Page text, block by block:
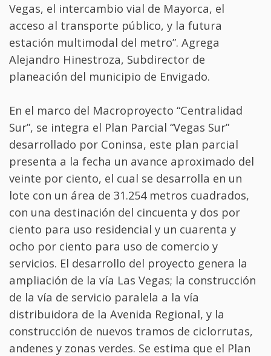
Vegas, el intercambio vial de Mayorca, el
acceso al transporte público, y la futura
estación multimodal del metro”. Agrega
Alejandro Hinestroza, Subdirector de
planeación del municipio de Envigado.
En el marco del Macroproyecto “Centralidad
Sur”, se integra el Plan Parcial “Vegas Sur”
desarrollado por Coninsa, este plan parcial
presenta a la fecha un avance aproximado del
veinte por ciento, el cual se desarrolla en un
lote con un área de 31.254 metros cuadrados,
con una destinación del cincuenta y dos por
ciento para uso residencial y un cuarenta y
ocho por ciento para uso de comercio y
servicios. El desarrollo del proyecto genera la
ampliación de la vía Las Vegas; la construcción
de la vía de servicio paralela a la vía
distribuidora de la Avenida Regional, y la
construcción de nuevos tramos de ciclorrutas,
andenes y zonas verdes. Se estima que el Plan